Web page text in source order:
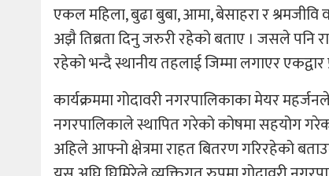
एकल महिला, बुढा बुबा, आमा, बेसाहरा र
अझै तिब्रता दिनु जरुरी रहेको बताए । जसले पनि
रहेको भन्दै स्थानीय तहलाई जिम्मा लगाएर एकद्वार
कार्यक्रममा गोदावरी नगरपालिकाका मेयर
नगरपालिकाले स्थापित गरेको कोषमा सहयोग
अहिले आफ्नो क्षेत्रमा राहत बितरण गरिरहेको